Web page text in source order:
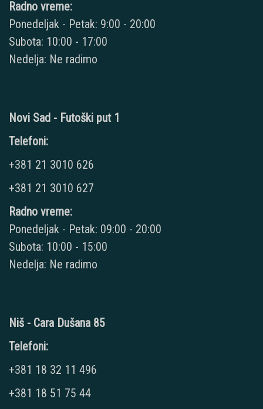
Radno vreme:
Ponedeljak - Petak: 9:00 - 20:00
Subota: 10:00 - 17:00
Nedelja: Ne radimo
Novi Sad - Futoški put 1
Telefoni:
+381 21 3010 626
+381 21 3010 627
Radno vreme:
Ponedeljak - Petak: 09:00 - 20:00
Subota: 10:00 - 15:00
Nedelja: Ne radimo
Niš - Cara Dušana 85
Telefoni:
+381 18 32 11 496
+381 18 51 75 44